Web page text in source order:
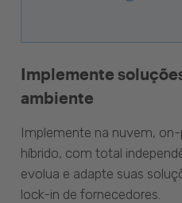
Implemente
ambiente
Implemente na nuvem,
híbrido, com total
evolua e adapte suas
lock-in de fornecedores.